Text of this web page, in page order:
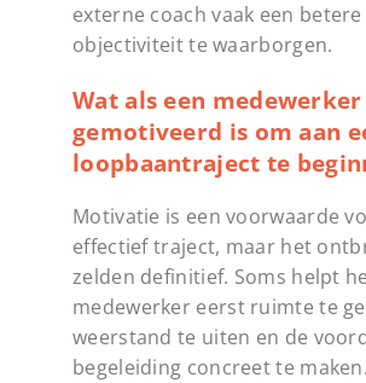
externe coach vaak een
objectiviteit te waarborgen.
Wat als een
gemotiveerd is om aan
loopbaantraject te
Motivatie is een voorwaarde
effectief traject, maar het
zelden definitief. Soms helpt
medewerker eerst ruimte te
weerstand te uiten en de
begeleiding concreet te